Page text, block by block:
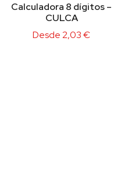
Calculadora 8 dígitos –
CULCA
Desde2,03€